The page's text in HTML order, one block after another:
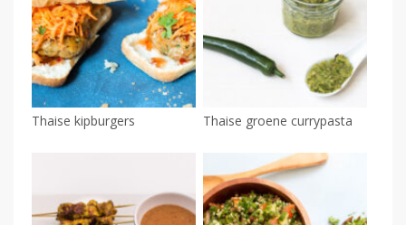
Thaise kipburgers Thaise groene currypasta